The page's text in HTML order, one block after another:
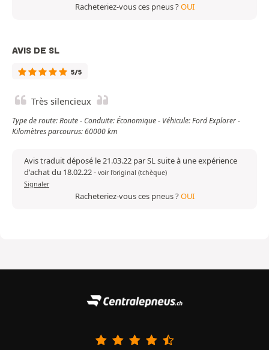
Racheteriez-vous ces pneus ?OUI
AVIS DE SL
5/5
Très silencieux
Type de route: Route - Conduite: Économique - Véhicule: Ford Explorer -
Kilomètres parcourus: 60000 km
Avis traduit déposé le 21.03.22 par SL suite à une expérience
d'achat du 18.02.22- voir l'original (tchèque)
Signaler
Racheteriez-vous ces pneus ?OUI